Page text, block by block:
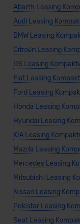
Abarth Leasing
Audi Leasing
BMW Leasing
Citroën Leasing
DS Leasing
Fiat Leasing
Ford Leasing
Honda Leasing
Hyundai Leasing
KIA Leasing
Mazda Leasing
Mercedes Leasing
Mitsubishi Leasing
Nissan Leasing
Polestar Leasing
Seat Leasing